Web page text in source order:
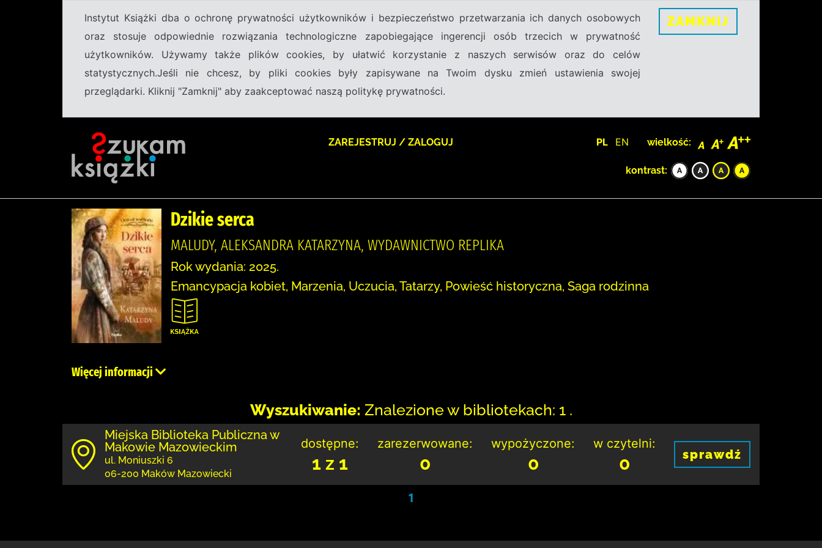
Instytut Książki dba o ochronę prywatności użytkowników i bezpieczeństwo przetwarzania ich danych osobowych
oraz stosuje odpowiednie rozwiązania technologiczne zapobiegające ingerencji osób trzecich w prywatność
użytkowników. Używamy także plików cookies, by ułatwić korzystanie z naszych serwisów oraz do celów
statystycznych.Jeśli nie chcesz, by pliki cookies były zapisywane na Twoim dysku zmień ustawienia swojej
przeglądarki. Kliknij "Zamknij" aby zaakceptować naszą politykę prywatności.
ZAMKNIJ
ZAREJESTRUJ / ZALOGUJ PL EN wielkość:
kontrast:
Dzikie serca
MALUDY, ALEKSANDRA KATARZYNA, WYDAWNICTWO REPLIKA
Rok wydania: 2025.
Emancypacja kobiet, Marzenia, Uczucia, Tatarzy, Powieść historyczna, Saga rodzinna
Więcej informacji
Wyszukiwanie: Znalezione w bibliotekach: 1 .
Miejska Biblioteka Publiczna w
Makowie Mazowieckim
ul. Moniuszki 6
06-200 Maków Mazowiecki
dostępne:
1 z 1
zarezerwowane:
0
wypożyczone:
0
w czytelni:
0 sprawdź
1